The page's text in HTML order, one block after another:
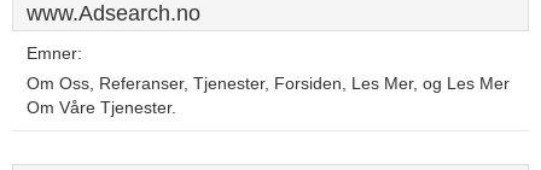
www.Adsearch.no
Emner:
Om Oss, Referanser, Tjenester, Forsiden, Les Mer, og Les Mer
Om Våre Tjenester.